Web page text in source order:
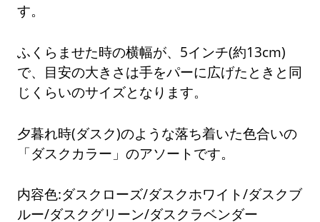
す。
ふくらませた時の横幅が、5インチ(約13cm)
で、目安の大きさは手をパーに広げたときと同
じくらいのサイズとなります。
夕暮れ時(ダスク)のような落ち着いた色合いの
「ダスクカラー」のアソートです。
内容色:ダスクローズ/ダスクホワイト/ダスクブ
ルー/ダスクグリーン/ダスクラベンダー